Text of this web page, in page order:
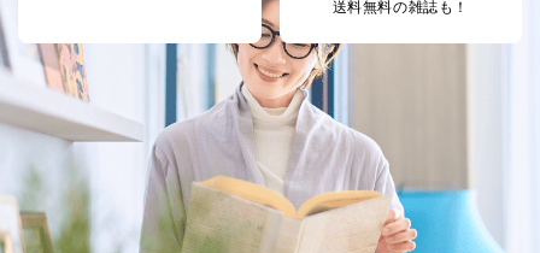
送料無料の雑誌も！